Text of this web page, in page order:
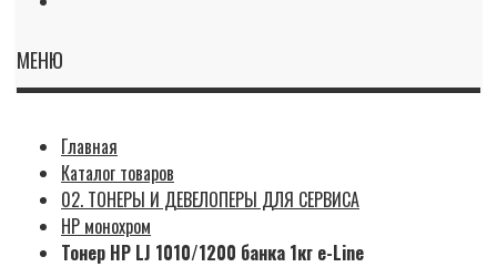
МЕНЮ
Главная
Каталог товаров
02. ТОНЕРЫ И ДЕВЕЛОПЕРЫ ДЛЯ СЕРВИСА
HP монохром
Тонер HP LJ 1010/1200 банка 1кг e-Line